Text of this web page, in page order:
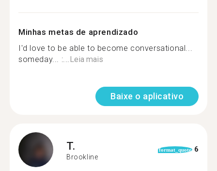
Minhas metas de aprendizado
I'd love to be able to become conversational...
someday... :... Leia mais
Baixe o aplicativo
T.
Brookline
format_quote 6